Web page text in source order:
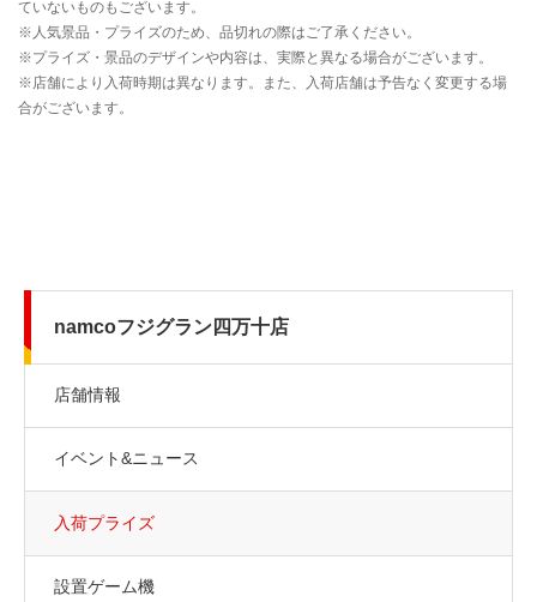
namcoフジグラン四万十店
店舗情報
イベント&ニュース
入荷プライズ
設置ゲーム機